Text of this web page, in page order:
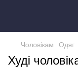
Чоловікам Одяг
Худі